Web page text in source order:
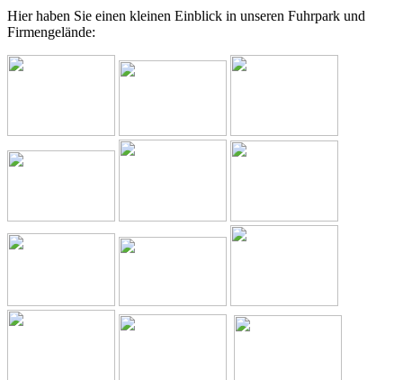
Hier haben Sie einen kleinen Einblick in unseren Fuhrpark und
Firmengelände: